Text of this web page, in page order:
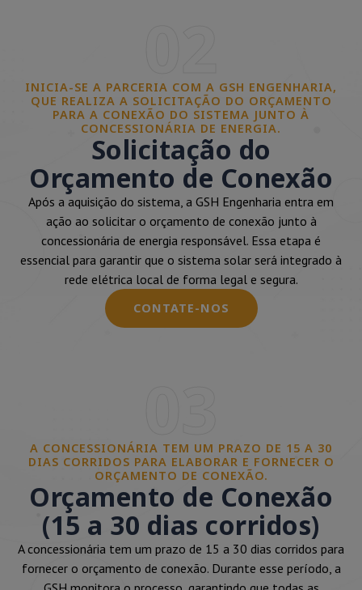
INICIA-SE A PARCERIA COM A GSH ENGENHARIA,
QUE REALIZA A SOLICITAÇÃO DO ORÇAMENTO
PARA A CONEXÃO DO SISTEMA JUNTO À
CONCESSIONÁRIA DE ENERGIA.
Solicitação do
Orçamento de Conexão
Após a aquisição do sistema, a GSH Engenharia entra em
ação ao solicitar o orçamento de conexão junto à
concessionária de energia responsável. Essa etapa é
essencial para garantir que o sistema solar será integrado à
rede elétrica local de forma legal e segura.
CONTATE-NOS
A CONCESSIONÁRIA TEM UM PRAZO DE 15 A 30
DIAS CORRIDOS PARA ELABORAR E FORNECER O
ORÇAMENTO DE CONEXÃO.
Orçamento de Conexão
(15 a 30 dias corridos)
A concessionária tem um prazo de 15 a 30 dias corridos para
fornecer o orçamento de conexão. Durante esse período, a